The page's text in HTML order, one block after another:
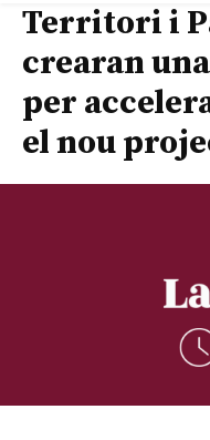
Territori i
crearan
per
el nou